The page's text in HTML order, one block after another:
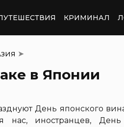
КРИМИНАЛ
➤
в Японии
День японского
нас, иностранцев,